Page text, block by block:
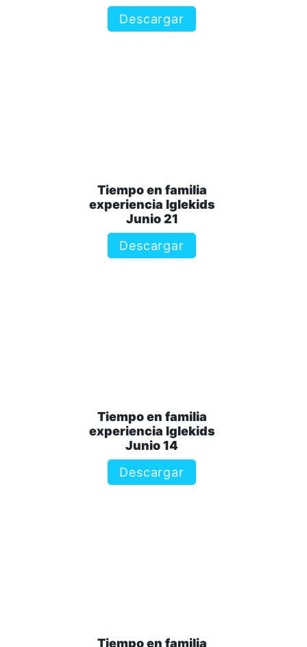
Descargar
Tiempo en familia
experiencia Iglekids
Junio 21
Descargar
Tiempo en familia
experiencia Iglekids
Junio 14
Descargar
Tiempo en familia